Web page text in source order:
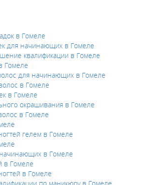
в Гомеле
для начинающих в Гомеле
квалификации в Гомеле
Гомеле
для начинающих в Гомеле
в Гомеле
в Гомеле
окрашивания в Гомеле
в Гомеле
гелем в Гомеле
в Гомеле
в Гомеле
в Гомеле